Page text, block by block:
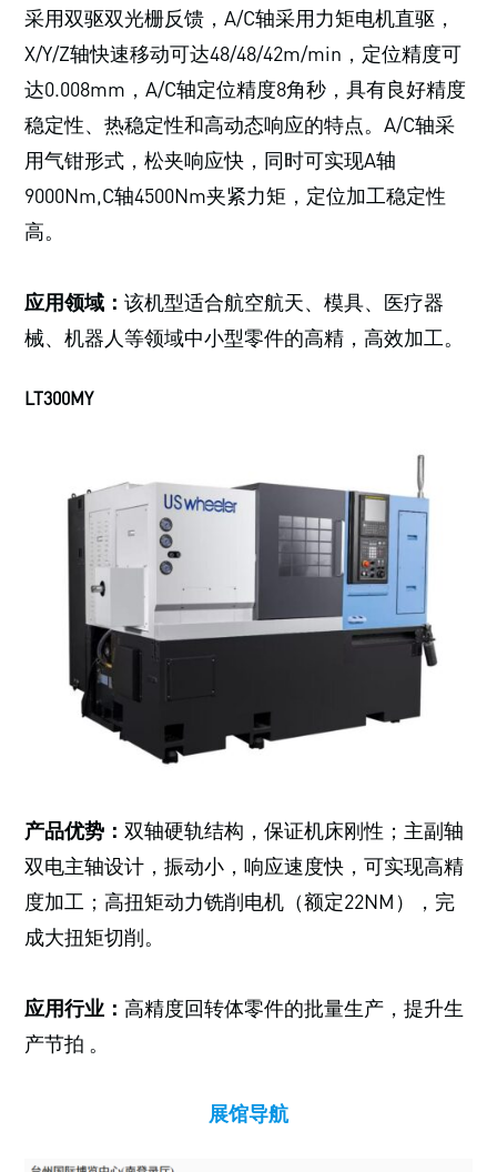
采用双驱双光栅反馈，A/C轴采用力矩电机直驱，
X/Y/Z轴快速移动可达48/48/42m/min，定位精度可
达0.008mm，A/C轴定位精度8角秒，具有良好精度
稳定性、热稳定性和高动态响应的特点。A/C轴采
用气钳形式，松夹响应快，同时可实现A轴
9000Nm,C轴4500Nm夹紧力矩，定位加工稳定性
高。
应用领域： 该机型适合航空航天、模具、医疗器
械、机器人等领域中小型零件的高精，高效加工。
LT300MY
产品优势： 双轴硬轨结构，保证机床刚性；主副轴
双电主轴设计，振动小，响应速度快，可实现高精
度加工；高扭矩动力铣削电机（额定22NM），完
成大扭矩切削。
应用行业： 高精度回转体零件的批量生产，提升生
产节拍 。
展馆导航